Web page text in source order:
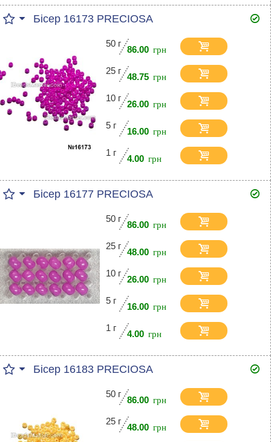
Бісер 16173 PRECIOSA
50 г
86.00
25 г
48.75
10 г
26.00
5 г
16.00
1 г
4.00
Бісер 16177 PRECIOSA
50 г
86.00
25 г
48.00
10 г
26.00
5 г
16.00
1 г
4.00
Бісер 16183 PRECIOSA
50 г
86.00
25 г
48.00